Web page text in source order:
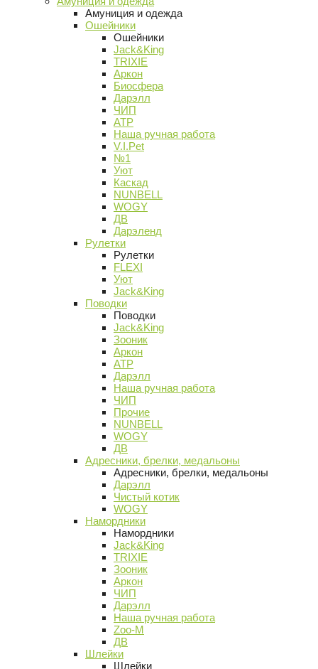
Амуниция и одежда
Ошейники
Ошейники
Jack&King
TRIXIE
Аркон
Биосфера
Дарэлл
ЧИП
АТР
Наша ручная работа
V.I.Pet
№1
Уют
Каскад
NUNBELL
WOGY
ДВ
Дарэленд
Рулетки
Рулетки
FLEXI
Уют
Jack&King
Поводки
Поводки
Jack&King
Зооник
Аркон
АТР
Дарэлл
Наша ручная работа
ЧИП
Прочие
NUNBELL
WOGY
ДВ
Адресники, брелки, медальоны
Адресники, брелки, медальоны
Дарэлл
Чистый котик
WOGY
Намордники
Намордники
Jack&King
TRIXIE
Зооник
Аркон
ЧИП
Дарэлл
Наша ручная работа
Zoo-M
ДВ
Шлейки
Шлейки